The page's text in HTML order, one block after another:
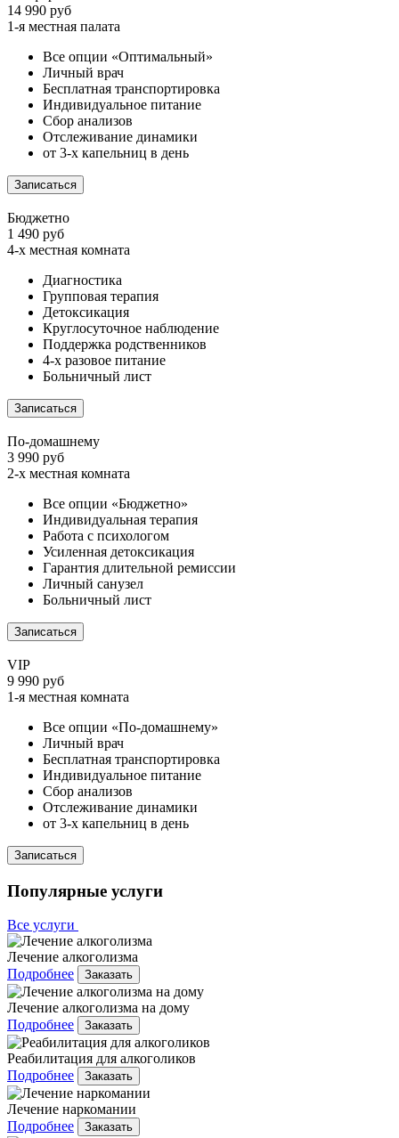
14 990 руб
1-я местная палата
Все опции «Оптимальный»
Личный врач
Бесплатная транспортировка
Индивидуальное питание
Сбор анализов
Отслеживание динамики
от 3-х капельниц в день
Записаться
Бюджетно
1 490 руб
4-х местная комната
Диагностика
Групповая терапия
Детоксикация
Круглосуточное наблюдение
Поддержка родственников
4-х разовое питание
Больничный лист
Записаться
По-домашнему
3 990 руб
2-х местная комната
Все опции «Бюджетно»
Индивидуальная терапия
Работа с психологом
Усиленная детоксикация
Гарантия длительной ремиссии
Личный санузел
Больничный лист
Записаться
VIP
9 990 руб
1-я местная комната
Все опции «По-домашнему»
Личный врач
Бесплатная транспортировка
Индивидуальное питание
Сбор анализов
Отслеживание динамики
от 3-х капельниц в день
Записаться
Популярные услуги
Все услуги
Лечение алкоголизма
Подробнее
Заказать
Лечение алкоголизма на дому
Подробнее
Заказать
Реабилитация для алкоголиков
Подробнее
Заказать
Лечение наркомании
Подробнее
Заказать